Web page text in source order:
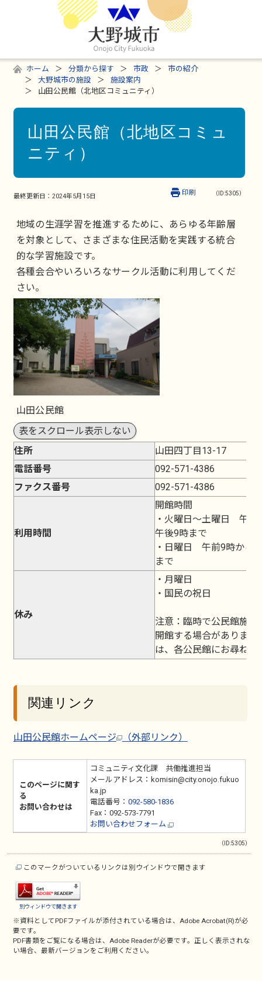
ホーム 分類から探す 市政
市の紹介
大野城市の施設
施設案内
山田公民館（北地区コミュニティ）
山田公民館（北地区コミュ
ニティ）
最終更新日： 2024年5月15日 （ID:5305）
印刷
地域の生涯学習を推進するために、あらゆる年齢層
を対象として、さまざまな住民活動を実践する統合
的な学習施設です。
各種会合やいろいろなサークル活動に利用してくだ
さい。
山田公民館
表をスクロール表示しない
住所
山田四丁目13-17
電話番号
092-571-4386
ファクス番号
092-571-4386
利用時間
開館時間
・火曜日～土曜日 午前
午後9時まで
・日曜日 午前9時から
まで
休み
・月曜日
・国民の祝日
注意：臨時で公民館施設
開館する場合があります
は、各公民館にお尋ねく
関連リンク
山田公民館ホームページ （外部リンク）
このページに関す
る
お問い合わせは
コミュニティ文化課 共働推進担当
メールアドレス：komisin@city.onojo.fukuo
ka.jp
電話番号： 092-580-1836
Fax：092-573-7791
お問い合わせフォーム
（ID:5305）
このマークがついているリンクは別ウインドウで開きます
別ウィンドウで開きます
※資料としてPDFファイルが添付されている場合は、Adobe Acrobat(R)が必
要です。
PDF書類をご覧になる場合は、Adobe Readerが必要です。正しく表示されな
い場合、最新バージョンをご利用ください。